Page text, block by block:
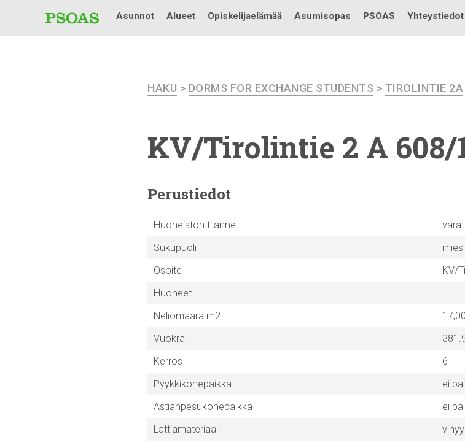
Testi
Asunnot Alueet Opiskelijaelämää Asumisopas PSOAS Yhteystiedot
HAKU > DORMS FOR EXCHANGE STUDENTS > TIROLINTIE 2A
KV/Tirolintie 2 A 608/
Perustiedot
Huoneiston tilanne
Sukupuoli
mies
Osoite
KV/
Huoneet
Neliömäärä m2
17,00
Vuokra
Kerros
6
Pyykkikonepaikka
ei
Astianpesukonepaikka
ei
Lattiamateriaali